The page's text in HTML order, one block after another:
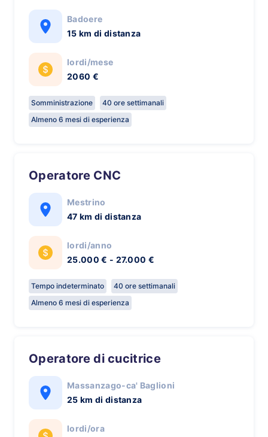
Badoere
15 km di distanza
lordi/mese
2060 €
Somministrazione
40 ore settimanali
Almeno 6 mesi di esperienza
Operatore CNC
Mestrino
47 km di distanza
lordi/anno
25.000 € - 27.000 €
Tempo indeterminato
40 ore settimanali
Almeno 6 mesi di esperienza
Operatore di cucitrice
Massanzago-ca' Baglioni
25 km di distanza
lordi/ora